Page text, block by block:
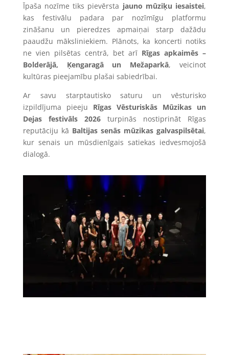
Īpaša nozīme tiks pievērsta jauno mūziķu iesaistei,
kas festivālu padara par nozīmīgu platformu
zināšanu un pieredzes apmaiņai starp dažādu
paaudžu māksliniekiem. Plānots, ka koncerti notiks
ne vien pilsētas centrā, bet arī Rīgas apkaimēs –
Bolderājā, Ķengaragā un Mežaparkā, veicinot
kultūras pieejamību plašai sabiedrībai.
Ar savu starptautisko saturu un vēsturisko
izpildījuma pieeju Rīgas Vēsturiskās Mūzikas un
Dejas festivāls 2026turpinās nostiprināt Rīgas
reputāciju kā Baltijas senās mūzikas galvaspilsētai,
kur senais un mūsdienīgais satiekas iedvesmojošā
dialogā.